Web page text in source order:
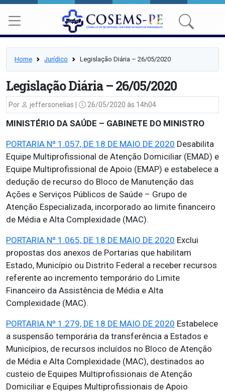
Home Jurídico Legislação Diária – 26/05/2020
Legislação Diária – 26/05/2020
Por jeffersonelias | 26/05/2020 às 14h04
MINISTÉRIO DA SAÚDE – GABINETE DO MINISTRO
PORTARIA Nº 1.057, DE 18 DE MAIO DE 2020 Desabilita
Equipe Multiprofissional de Atenção Domiciliar (EMAD) e
Equipe Multiprofissional de Apoio (EMAP) e estabelece a
dedução de recurso do Bloco de Manutenção das
Ações e Serviços Públicos de Saúde – Grupo de
Atenção Especializada, incorporado ao limite financeiro
de Média e Alta Complexidade (MAC).
PORTARIA Nº 1.065, DE 18 DE MAIO DE 2020 Exclui
propostas dos anexos de Portarias que habilitam
Estado, Município ou Distrito Federal a receber recursos
referente ao incremento temporário do Limite
Financeiro da Assistência de Média e Alta
Complexidade (MAC).
PORTARIA Nº 1.279, DE 18 DE MAIO DE 2020 Estabelece
a suspensão temporária da transferência a Estados e
Municípios, de recursos incluídos no Bloco de Atenção
de Média e Alta Complexidade (MAC), destinados ao
custeio de Equipes Multiprofissionais de Atenção
Domiciliar e Equipes Multiprofissionais de Apoio